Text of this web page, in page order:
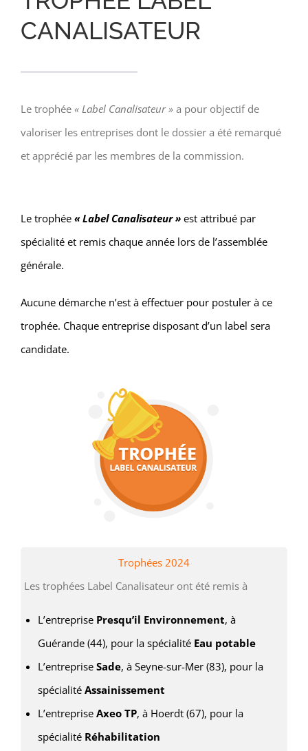
CANALISATEUR
Le trophée « Label Canalisateur » a pour objectif de
valoriser les entreprises dont le dossier a été remarqué
et apprécié par les membres de la commission.
Le trophée « Label Canalisateur » est attribué par
spécialité et remis chaque année lors de l’assemblée
générale.
Aucune démarche n’est à effectuer pour postuler à ce
trophée. Chaque entreprise disposant d’un label sera
candidate.
Trophées 2024
Les trophées Label Canalisateur ont été remis à
L’entreprise Presqu’il Environnement, à
Guérande (44), pour la spécialité Eau potable
L’entreprise Sade, à Seyne-sur-Mer (83), pour la
spécialité Assainissement
L’entreprise Axeo TP, à Hoerdt (67), pour la
spécialité Réhabilitation